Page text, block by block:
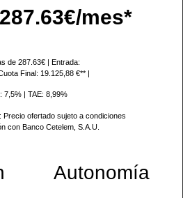
287.63€/mes*
de 287.63€ | Entrada:
Final: 19.125,88 €** |
7,5% | TAE: 8,99%
: Precio ofertado sujeto a condiciones
con Banco Cetelem, S.A.U.
Autonomía